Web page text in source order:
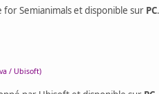
for Semianimals et disponible sur PC.
/ Ubisoft)